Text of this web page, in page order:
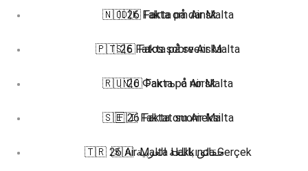
🇳🇴 26 Fakta om Air Malta
🇵🇹 26 Fatos sobre Air Malta
🇷🇺 26 Факты о Air Malta
🇸🇪 26 Fakta om Air Malta
🇹🇷 26 Air Malta Hakkında Gerçek
🇩🇰 Fakta på dansk
🇸🇪 Fakta på svenska
🇳🇴 Fakta på norsk
🇫🇮 Faktat suomeksi
🇸🇦 حقائق باللغة العربية